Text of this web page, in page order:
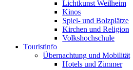
Lichtkunst Weilheim
Kinos
Spiel- und Bolzplätze
Kirchen und Religion
Volkshochschule
Touristinfo
Übernachtung und Mobilität
Hotels und Zimmer